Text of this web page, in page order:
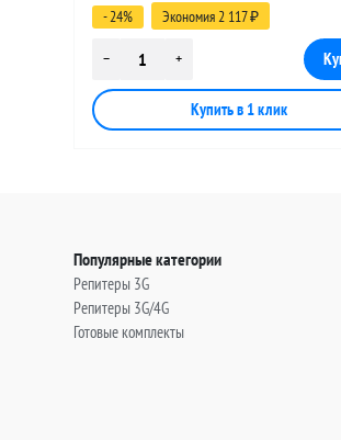
- 24% Экономия 2 117 ₽
Популярные категории
Репитеры 3G
Репитеры 3G/4G
Готовые комплекты